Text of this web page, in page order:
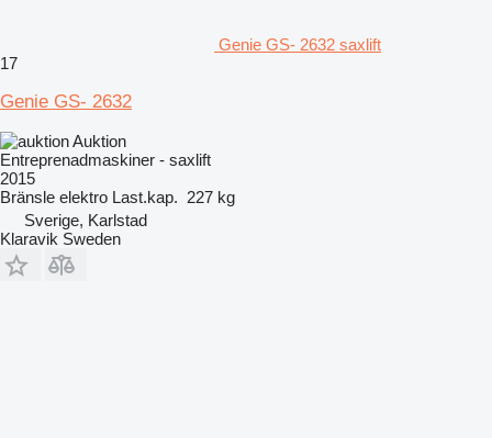
Genie GS- 2632 saxlift
17
Genie GS- 2632
Auktion
Entreprenadmaskiner - saxlift
2015
Bränsle elektro Last.kap. 227 kg
Sverige, Karlstad
Klaravik Sweden